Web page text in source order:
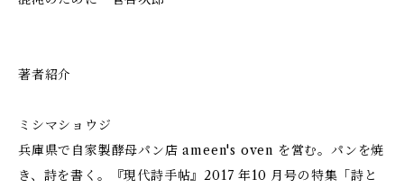
著者紹介
ミシマショウジ
兵庫県で自家製酵母パン店 ameen's oven を営む。パンを焼
き、詩を書く。『現代詩手帖』2017 年10 月号の特集「詩と